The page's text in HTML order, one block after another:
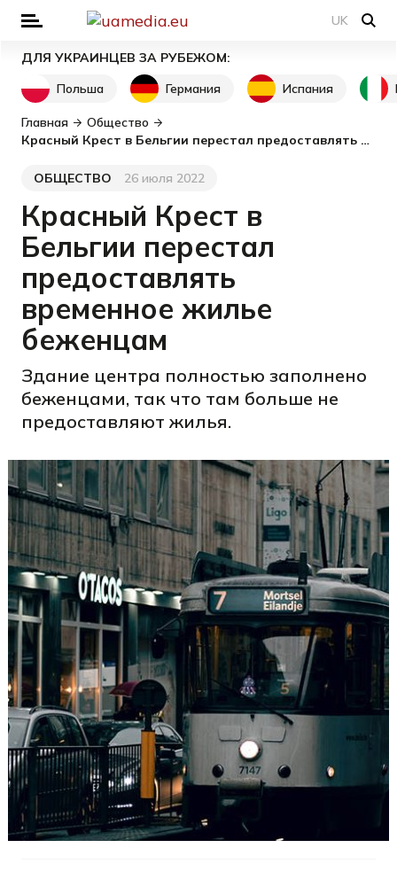
UK
ДЛЯ УКРАИНЦЕВ ЗА РУБЕЖОМ:
Польша
Германия Испания
Главная
Общество
Красный Крест в Бельгии перестал предоставлять временное жилье беженцам
Категория
ОБЩЕСТВО
Дата публикации
26 июля 2022
Красный Крест в
Бельгии перестал
предоставлять
временное жилье
беженцам
Здание центра полностью заполнено
беженцами, так что там больше не
предоставляют жилья.